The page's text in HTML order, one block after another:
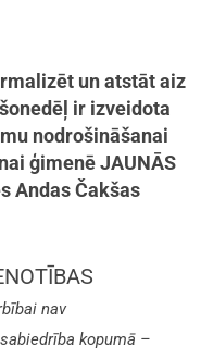
un atstāt aiz
ir izveidota
nodrošināšanai
ģimenē JAUNĀS
Andas Čakšas
nav
kopumā –